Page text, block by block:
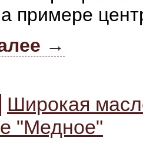
примере
→
Широкая
"Медное"